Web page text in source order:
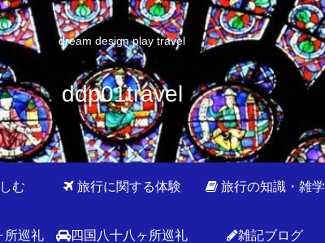
dream design play travel
ddp01travel
む 旅行に関する体験 旅行の知識・雑学
所巡礼 四国八十八ヶ所巡礼 雑記ブログ